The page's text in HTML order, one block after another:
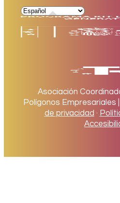
Asociación
Polígonos Empresariales |
de privacidad ·